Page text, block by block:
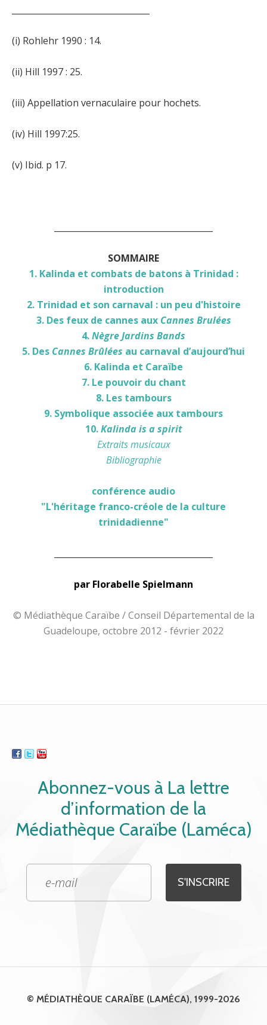
(i) Rohlehr 1990 : 14.
(ii) Hill 1997 : 25.
(iii) Appellation vernaculaire pour hochets.
(iv) Hill 1997:25.
(v) Ibid. p 17.
SOMMAIRE
1. Kalinda et combats de batons à Trinidad :
introduction
2. Trinidad et son carnaval : un peu d'histoire
3. Des feux de cannes aux Cannes Brulées
4.Nègre Jardins Bands
5. Des Cannes Brûlées au carnaval d’aujourd’hui
6. Kalinda et Caraïbe
7. Le pouvoir du chant
8. Les tambours
9. Symbolique associée aux tambours
10.Kalinda is a spirit
Extraits musicaux
Bibliographie
conférence audio
"L'héritage franco-créole de la culture
trinidadienne"
par Florabelle Spielmann
© Médiathèque Caraïbe / Conseil Départemental de la
Guadeloupe, octobre 2012 - février 2022
Abonnez-vous à La lettre
d’information de la
Médiathèque Caraïbe (Laméca)
© MÉDIATHÈQUE CARAÏBE (LAMÉCA), 1999-2026